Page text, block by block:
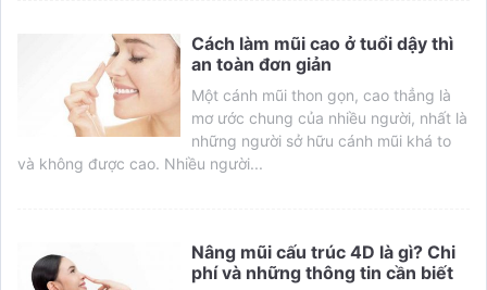
Cách làm mũi cao ở tuổi dậy thì
an toàn đơn giản
Một cánh mũi thon gọn, cao thẳng là
mơ ước chung của nhiều người, nhất là
những người sở hữu cánh mũi khá to
và không được cao. Nhiều người...
Nâng mũi cấu trúc 4D là gì? Chi
phí và những thông tin cần biết